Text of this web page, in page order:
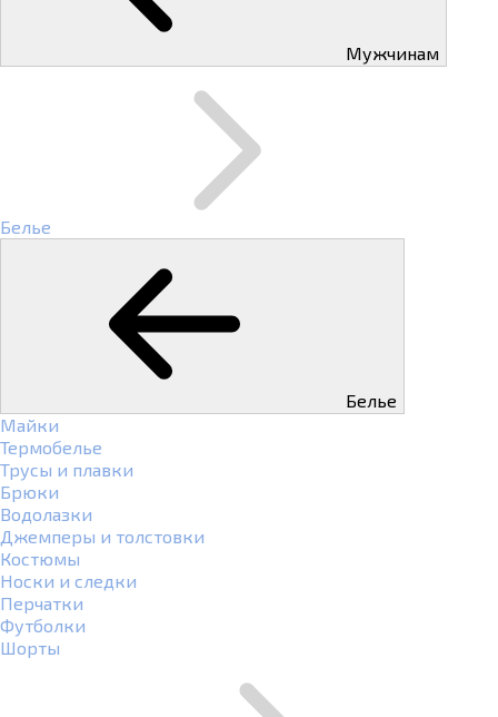
Мужчинам
Белье
Белье
Майки
Термобелье
Трусы и плавки
Брюки
Водолазки
Джемперы и толстовки
Костюмы
Носки и следки
Перчатки
Футболки
Шорты